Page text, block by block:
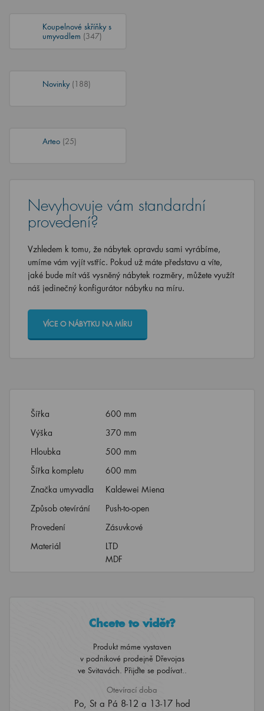
Koupelnové skříňky s
umyvadlem (347)
Novinky (188)
Arteo (25)
Nevyhovuje vám standardní
provedení?
Vzhledem k tomu, že nábytek opravdu sami vyrábíme,
umíme vám vyjít vstříc. Pokud už máte představu a víte,
jaké bude mít váš vysněný nábytek rozměry, můžete využít
náš jedinečný konfigurátor nábytku na míru.
VÍCE O NÁBYTKU NA MÍRU
Šířka
600 mm
Výška
370 mm
Hloubka
500 mm
Šířka kompletu
600 mm
Značka umyvadla
Kaldewei Miena
Způsob otevírání
Push-to-open
Provedení
Zásuvkové
Materiál
LTD
MDF
Chcete to vidět?
Produkt máme vystaven
v podnikové prodejně Dřevojas
ve Svitavách. Přijďte se podívat..
Otevírací doba
Po, St a Pá 8-12 a 13-17 hod